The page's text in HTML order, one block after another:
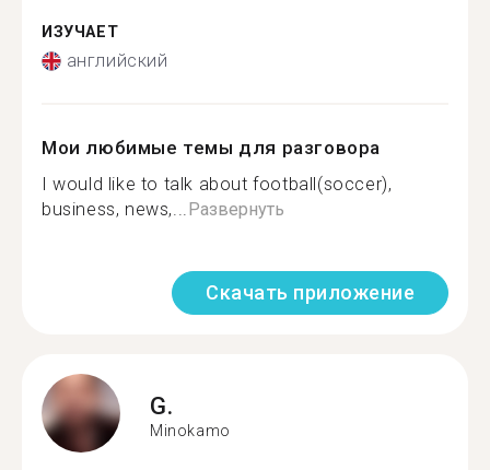
ИЗУЧАЕТ
английский
Мои любимые темы для разговора
I would like to talk about football(soccer),
business, news,...Развернуть
Скачать приложение
G.
Minokamo